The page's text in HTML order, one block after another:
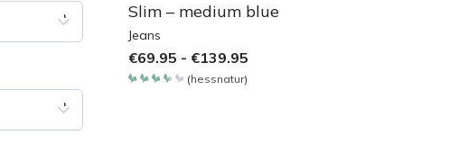
Slim – medium blue
Jeans
€69.95 - €139.95
(hessnatur)